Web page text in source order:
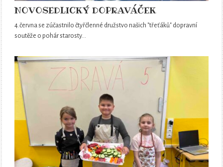
NOVOSEDLICKÝ DOPRAVÁČEK
4.června se zúčastnilo čtyřčlenné družstvo našich "třeťáků" dopravní
soutěže o pohár starosty…